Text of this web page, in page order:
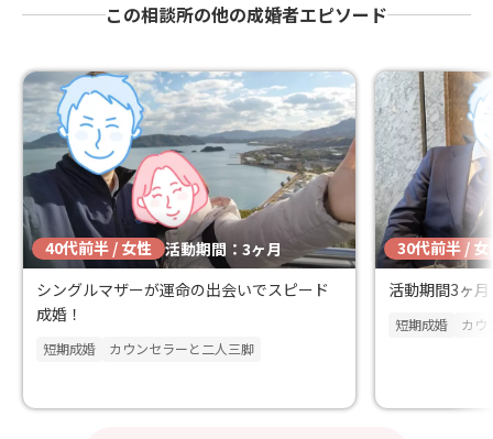
この相談所の他の成婚者エピソード
40代前半 / 女性 活動期間：3ヶ月
シングルマザーが運命の出会いでスピード
成婚！
短期成婚 カウンセラーと二人三脚
30代前半 / 女
活動期間3ヶ
短期成婚 カウ